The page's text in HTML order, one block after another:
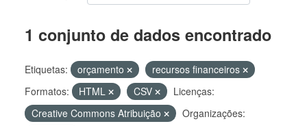
1 conjunto de dados encontrado
Etiquetas: orçamento
recursos financeiros
Formatos:
HTML CSV
Licenças:
Creative Commons Atribuição
Organizações: